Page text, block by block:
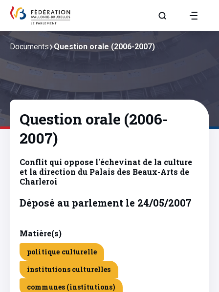
Aller à la page
Documents Question orale (2006-2007)
Question orale (2006-
2007)
Conflit qui oppose l'échevinat de la culture
et la direction du Palais des Beaux-Arts de
Charleroi
Déposé au parlement le 24/05/2007
Matière(s)
politique culturelle
institutions culturelles
communes (institutions)